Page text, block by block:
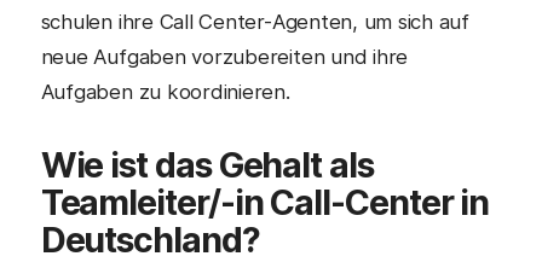
schulen ihre Call Center-Agenten, um sich auf
neue Aufgaben vorzubereiten und ihre
Aufgaben zu koordinieren.
Wie ist das Gehalt als
Teamleiter/-in Call-Center in
Deutschland?